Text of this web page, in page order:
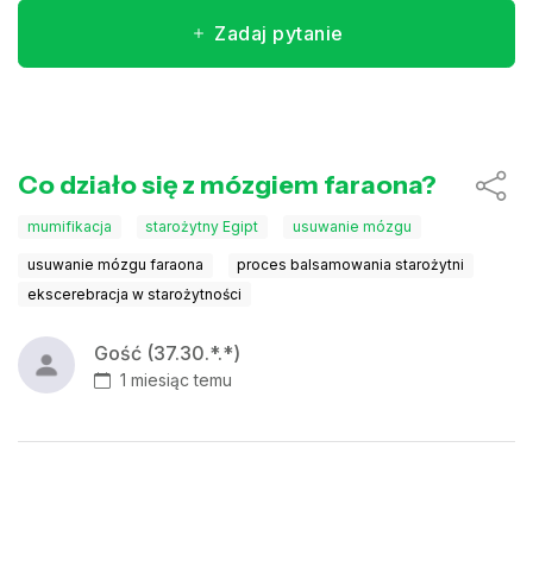
Zadaj pytanie
Co działo się z mózgiem faraona?
mumifikacja starożytny Egipt usuwanie mózgu
usuwanie mózgu faraona
proces balsamowania starożytni
ekscerebracja w starożytności
Gość (37.30.*.*)
1 miesiąc temu